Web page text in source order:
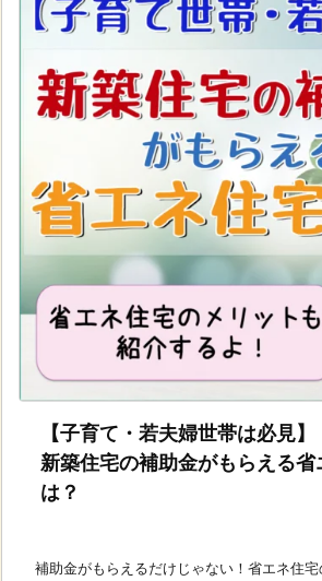
【子育て・若夫婦世帯は必見】
新築住宅の補助金がもらえる省
は？
補助金がもらえるだけじゃない！省エネ住